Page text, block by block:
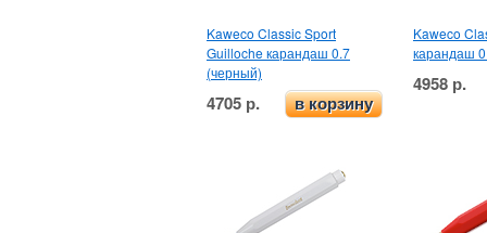
Kaweco Classic Sport
Guilloche карандаш 0.7
(черный)
4705 р. в корзину
Kaweco
карандаш
4958 р.